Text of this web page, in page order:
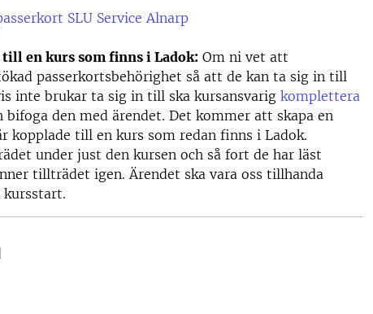
SLU Service Alnarp
en kurs som finns i Ladok: Om ni vet att
passerkortsbehörighet så att de kan ta sig in till
inte brukar ta sig in till ska kursansvarig komplettera
bifoga den med ärendet. Det kommer att skapa en
kopplade till en kurs som redan finns i Ladok.
under just den kursen och så fort de har läst
tillträdet igen. Ärendet ska vara oss tillhanda
kursstart.